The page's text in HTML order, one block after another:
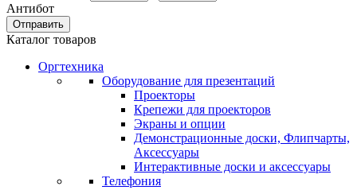
Антибот
Отправить
Каталог товаров
Оргтехника
Оборудование для презентаций
Проекторы
Крепежи для проекторов
Экраны и опции
Демонстрационные доски, Флипчарты,
Аксессуары
Интерактивные доски и аксессуары
Телефония